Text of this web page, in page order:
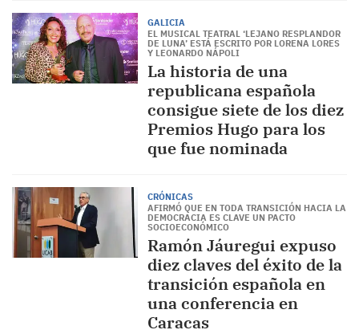
GALICIA
EL MUSICAL TEATRAL ‘LEJANO RESPLANDOR
DE LUNA’ ESTÁ ESCRITO POR LORENA LORES
Y LEONARDO NÁPOLI
La historia de una
republicana española
consigue siete de los diez
Premios Hugo para los
que fue nominada
CRÓNICAS
AFIRMÓ QUE EN TODA TRANSICIÓN HACIA LA
DEMOCRACIA ES CLAVE UN PACTO
SOCIOECONÓMICO
Ramón Jáuregui expuso
diez claves del éxito de la
transición española en
una conferencia en
Caracas